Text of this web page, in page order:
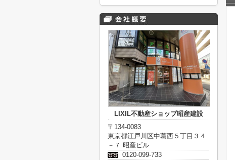
LIXIL不動産ショップ昭産建設
〒134-0083
東京都江戸川区中葛西５丁目３４
－７ 昭産ビル
0120-099-733